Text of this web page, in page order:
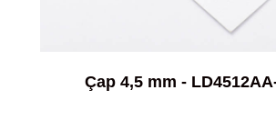
Çap 4,5 mm -